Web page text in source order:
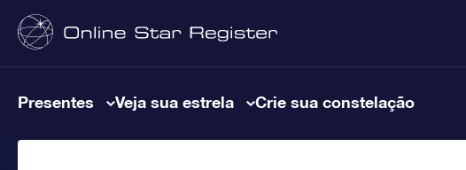
Presentes Veja sua estrela Crie sua constelação